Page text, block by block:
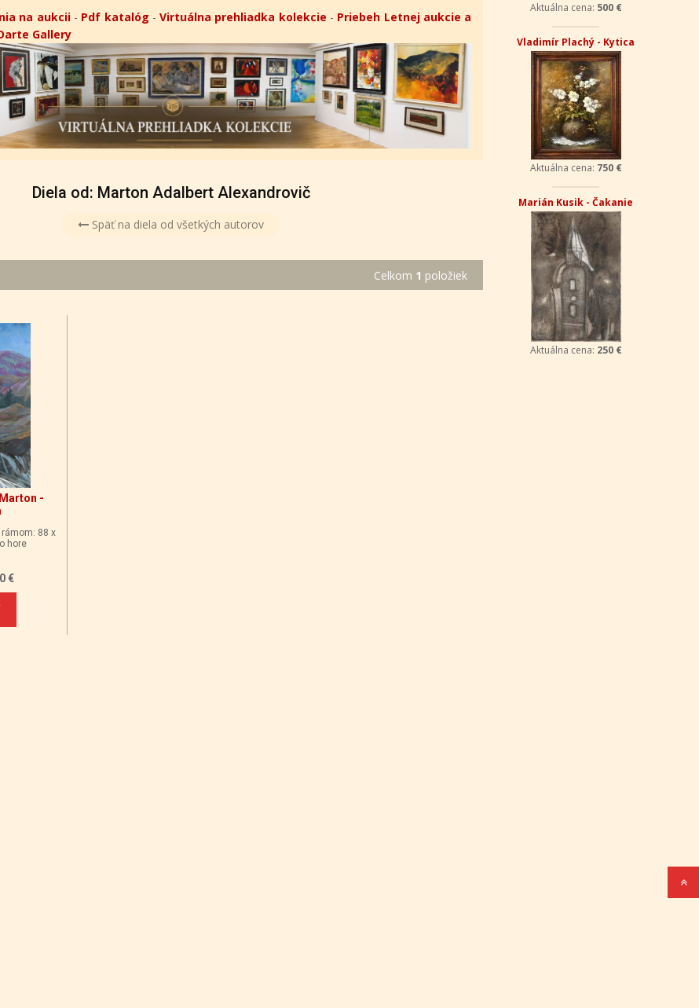
na aukcii- Pdf katalóg -Virtuálna prehliadka kolekcie - Priebeh Letnej aukcie a
Gallery
Diela od: Marton Adalbert Alexandrovič
Späť na diela od všetkých autorov
Celkom 1 položiek
-
88 x
hore
€
Aktuálna cena: 500 €
Vladimír Plachý - Kytica
Aktuálna cena: 750 €
Marián Kusik - Čakanie
Aktuálna cena: 250 €